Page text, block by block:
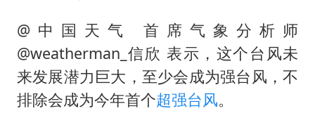
云南一男子胃中取出180颗铁钉
奋力开创中国式现代化建设新局面
@中国天气 首席气象分析师
@weatherman_信欣 表示，这个台风未
来发展潜力巨大，至少会成为强台风，不
排除会成为今年首个超强台风。